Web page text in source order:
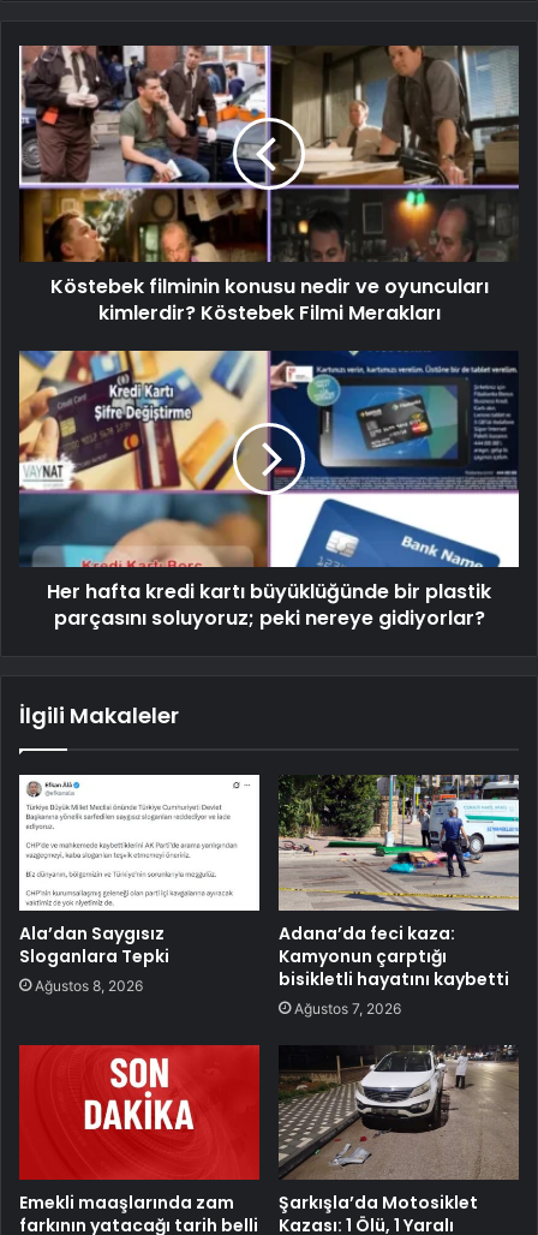
Köstebek filminin konusu nedir ve oyuncuları
kimlerdir? Köstebek Filmi Merakları
Her hafta kredi kartı büyüklüğünde bir plastik
parçasını soluyoruz; peki nereye gidiyorlar?
İlgili Makaleler
Ala’dan Saygısız
Sloganlara Tepki
Ağustos 8, 2026
Adana’da feci kaza:
Kamyonun çarptığı
bisikletli hayatını kaybetti
Ağustos 7, 2026
Emekli maaşlarında zam
farkının yatacağı tarih belli
Şarkışla’da Motosiklet
Kazası: 1 Ölü, 1 Yaralı